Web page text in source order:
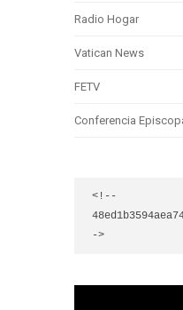
Radio Hogar
Vatican News
FETV
Conferencia
<!--
->